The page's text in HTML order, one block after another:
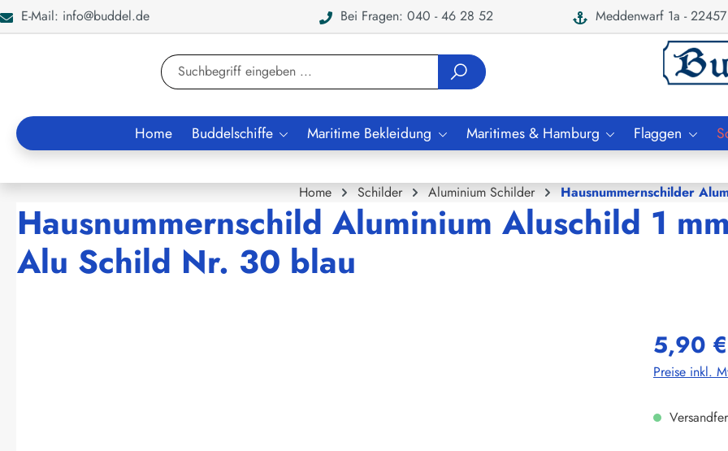
Zur Suche springen
E-Mail: info@buddel.de Bei Fragen: 040 - 46 28 52 Meddenwarf 1a -
Home Buddelschiffe Maritime Bekleidung Maritimes & Hamburg Flaggen
Home Schilder Aluminium Schilder Hausnummernschilder
Hausnummernschild Aluminium Aluschild 1
Alu Schild Nr. 30 blau
5,90 €
Preise inkl.